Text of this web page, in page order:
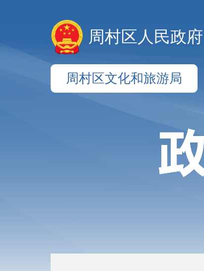
周村区人民政府
周村区文化和旅游局